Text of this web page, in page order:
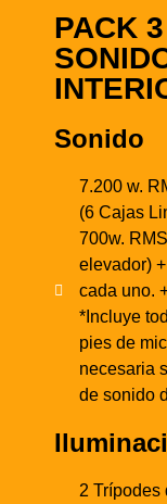
PACK
Sonido
7.200 w.
(6 Cajas
700w.
elevador)
cada uno.
*Incluye
pies de
necesaria
de sonido
2 Trípodes